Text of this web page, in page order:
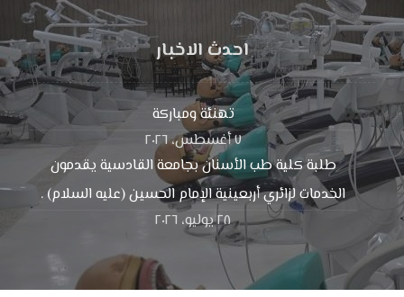
احدث الاخبار
تهنئة ومباركة
٧ أغسطس، ٢٠٢٦
طلبة كلية طب الأسنان بجامعة القادسية يقدمون
الخدمات لزائري أربعينية الإمام الحسين (عليه السلام) .
٢٨ يوليو، ٢٠٢٦